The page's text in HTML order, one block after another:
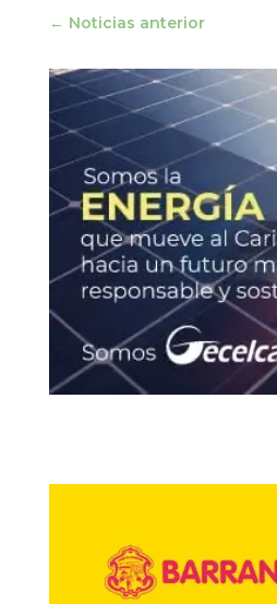
← Noticias anterior